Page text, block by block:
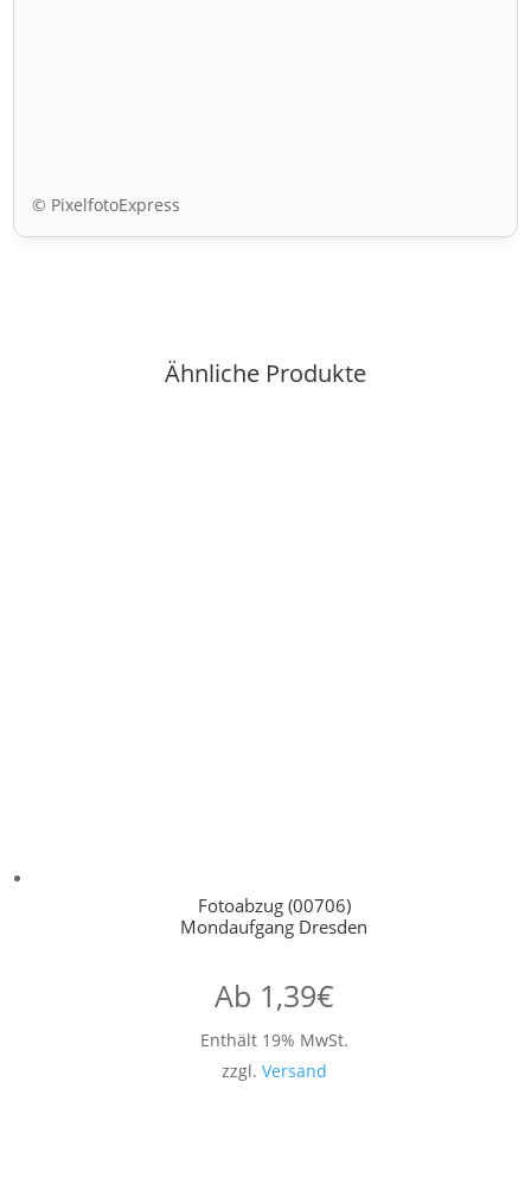
© PixelfotoExpress
Ähnliche Produkte
Fotoabzug (00706)
Mondaufgang Dresden
Ab 1,39€
Enthält 19% MwSt.
zzgl. Versand